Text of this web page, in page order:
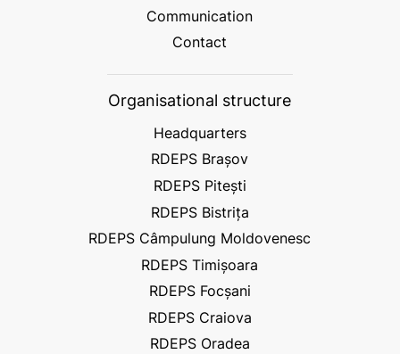
Communication
Contact
Organisational structure
Headquarters
RDEPS Brașov
RDEPS Pitești
RDEPS Bistrița
RDEPS Câmpulung Moldovenesc
RDEPS Timișoara
RDEPS Focșani
RDEPS Craiova
RDEPS Oradea